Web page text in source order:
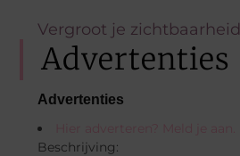
Vergroot je zichtbaarheid
Advertenties
Advertenties
Beschrijving: